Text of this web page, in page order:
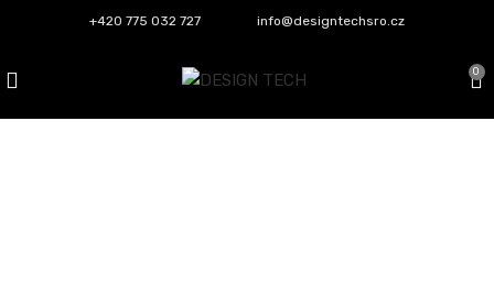
+420 775 032 727 info@designtechsro.cz
0